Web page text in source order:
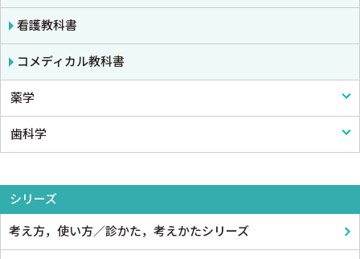
薬物療法
東洋医学・漢方医学
脳・神経
精神
呼吸器
循環器・血管
消化器
小児科
形成外科
整形外科
スポーツ医学
産婦人科
耳鼻咽頭科・頭頸部外科
泌尿器科
論文・医学情報
医学教育
看護教科書
コメディカル教科書
薬学
薬学
歯科学
シリーズ
考え方，使い方／診かた，考えかたシリーズ